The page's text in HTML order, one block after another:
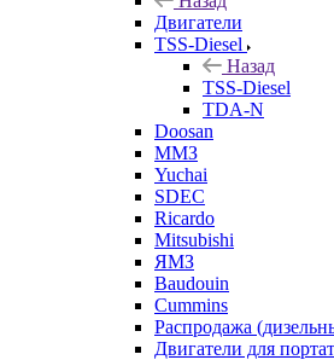
Двигатели
TSS-Diesel
Назад
TSS-Diesel
TDA-N
Doosan
ММЗ
Yuchai
SDEC
Ricardo
Mitsubishi
ЯМЗ
Baudouin
Cummins
Распродажа
Двигатели для